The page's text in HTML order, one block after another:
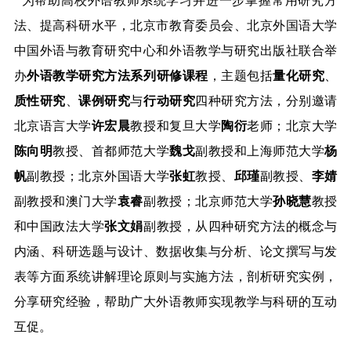
法、提高科研水平，北京市教育委员会、北京外国语大学
中国外语与教育研究中心和外语教学与研究出版社联合举
办外语教学研究方法系列研修课程 ， 主题包括量化研究
质性研究 、课例研究与行动研究四种研究方法 ，分别邀请
北京语言大学许宏晨教授和复旦大学陶衍老师 ； 北京大学
陈向明教授、首都师范大学魏戈副教授和 上海师范大学杨
帆副教授 ； 北京外国语大学张虹教授、 邱瑾副教授、 李婧
副教授和澳门大学袁睿副教授 ；北京师范大学孙晓慧教授
和中国政法大学张文娟副教授 ， 从 四种研究方法的概念与
内涵、科研选题与设计、数据收集与分析、论文撰写与发
表等方面系统讲解理论原则 与实施方法，剖析研究实例，
分享研究经验，帮助广大外语教师实现教学与科研的互动
互促。